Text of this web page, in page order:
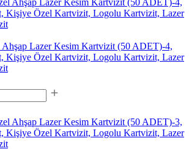
Lazer Kesim Kartvizit (50 ADET)-4,
Kişiye Özel Kartvizit, Logolu Kartvizit, Lazer